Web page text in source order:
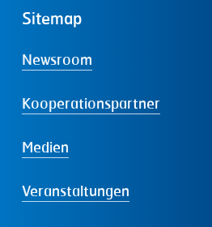
Sitemap
Newsroom
Kooperationspartner
Medien
Veranstaltungen